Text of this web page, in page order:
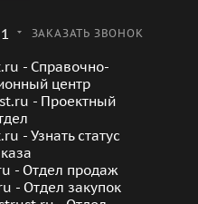
ЗАКАЗАТЬ ЗВОНОК
- Справочно-
центр
- Проектный
- Узнать статус
- Отдел продаж
- Отдел закупок